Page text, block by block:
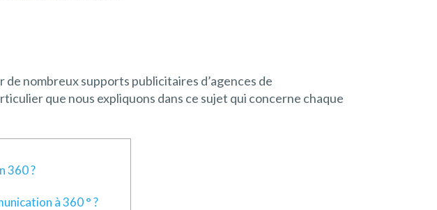
de nombreux supports publicitaires d’agences de
que nous expliquons dans ce sujet qui concerne chaque
360 ?
à 360 ° ?